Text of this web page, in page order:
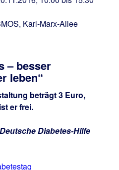
Karl-Marx-Allee
– besser
leben“
beträgt 3 Euro,
er frei.
Diabetes-Hilfe